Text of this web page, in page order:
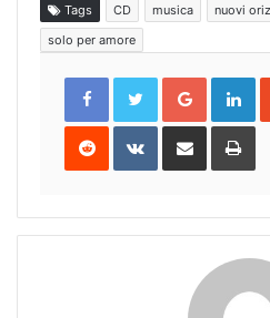
Tags CD musica nuovi
solo per amore
RedditVKontakte
Share
Email